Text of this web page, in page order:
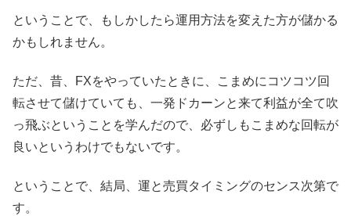
ということで、もしかしたら運用方法を変えた方が儲かる
かもしれません。
ただ、昔、FXをやっていたときに、こまめにコツコツ回
転させて儲けていても、一発ドカーンと来て利益が全て吹
っ飛ぶということを学んだので、必ずしもこまめな回転が
良いというわけでもないです。
ということで、結局、運と売買タイミングのセンス次第で
す。